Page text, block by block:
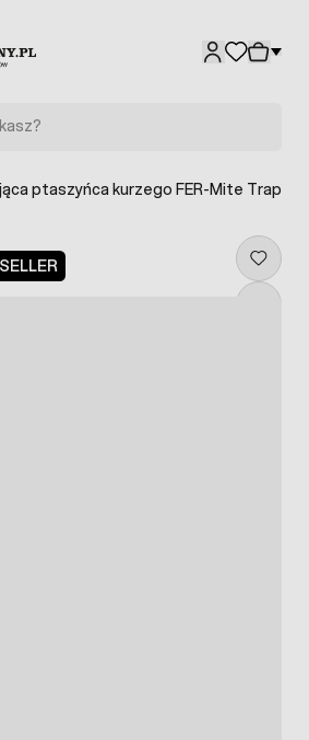
ptaszyńca kurzego FER-Mite Trap